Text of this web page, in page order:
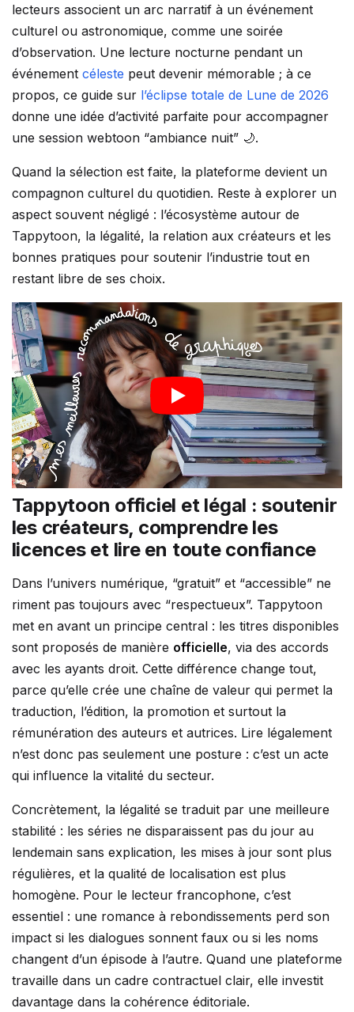
lecteurs associent un arc narratif à un événement
culturel ou astronomique, comme une soirée
d’observation. Une lecture nocturne pendant un
événement céleste peut devenir mémorable ; à ce
propos, ce guide sur l’éclipse totale de Lune de 2026
donne une idée d’activité parfaite pour accompagner
une session webtoon “ambiance nuit” 🌙.
Quand la sélection est faite, la plateforme devient un
compagnon culturel du quotidien. Reste à explorer un
aspect souvent négligé : l’écosystème autour de
Tappytoon, la légalité, la relation aux créateurs et les
bonnes pratiques pour soutenir l’industrie tout en
restant libre de ses choix.
Tappytoon officiel et légal : soutenir
les créateurs, comprendre les
licences et lire en toute confiance
Dans l’univers numérique, “gratuit” et “accessible” ne
riment pas toujours avec “respectueux”. Tappytoon
met en avant un principe central : les titres disponibles
sont proposés de manière officielle, via des accords
avec les ayants droit. Cette différence change tout,
parce qu’elle crée une chaîne de valeur qui permet la
traduction, l’édition, la promotion et surtout la
rémunération des auteurs et autrices. Lire légalement
n’est donc pas seulement une posture : c’est un acte
qui influence la vitalité du secteur.
Concrètement, la légalité se traduit par une meilleure
stabilité : les séries ne disparaissent pas du jour au
lendemain sans explication, les mises à jour sont plus
régulières, et la qualité de localisation est plus
homogène. Pour le lecteur francophone, c’est
essentiel : une romance à rebondissements perd son
impact si les dialogues sonnent faux ou si les noms
changent d’un épisode à l’autre. Quand une plateforme
travaille dans un cadre contractuel clair, elle investit
davantage dans la cohérence éditoriale.